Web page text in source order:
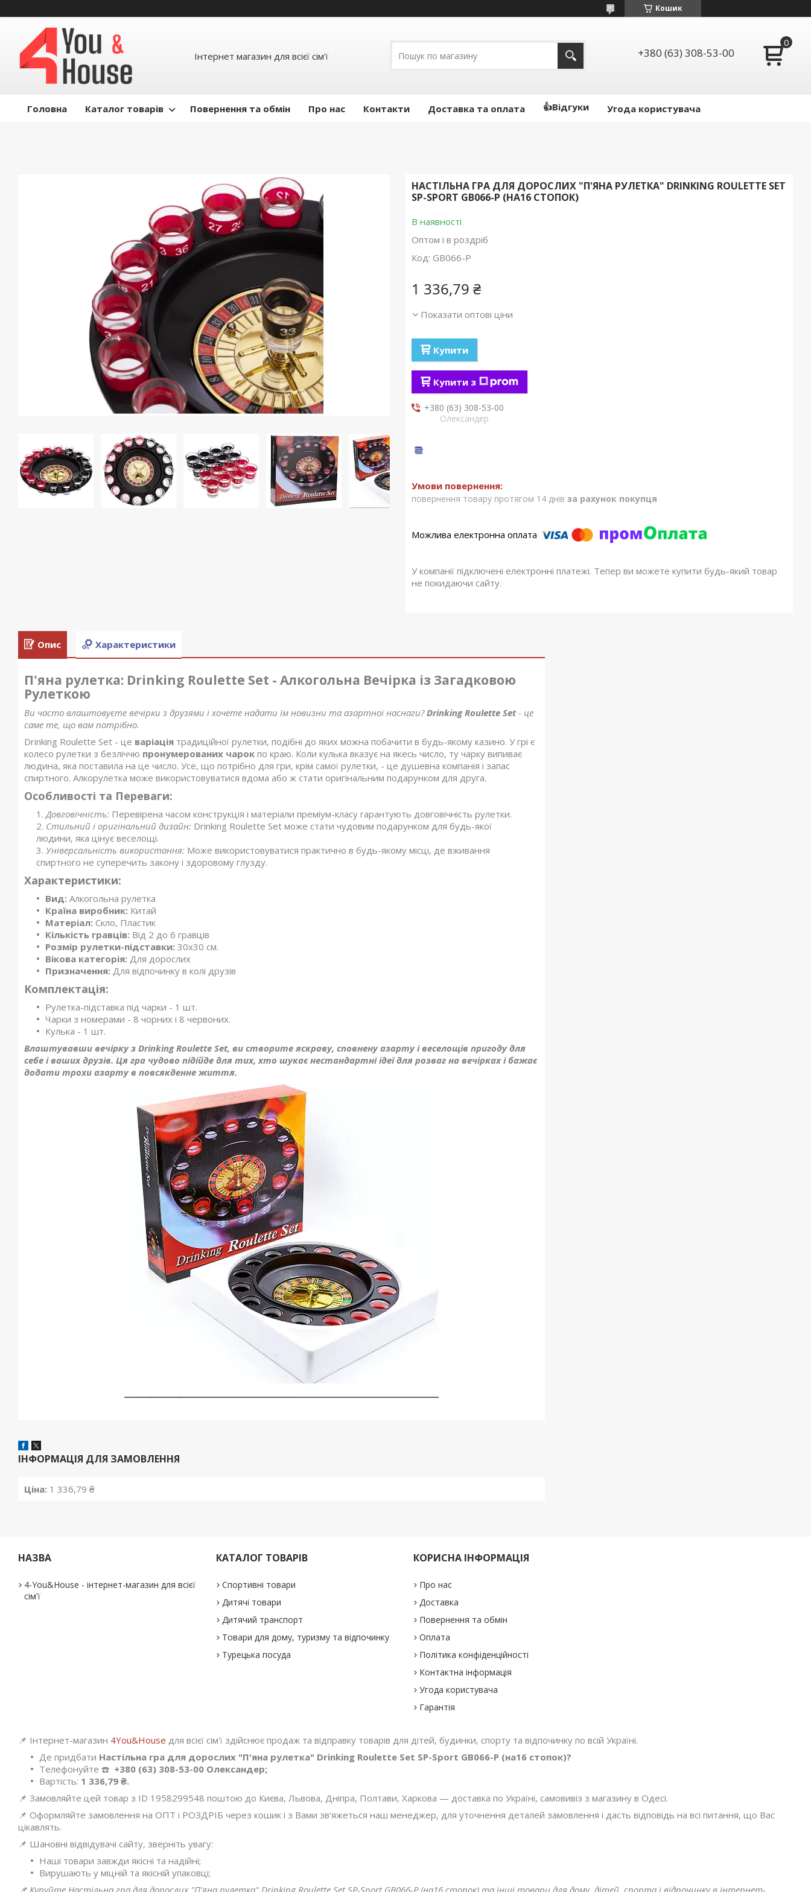
Кошик
Інтернет магазин для всієї сім'ї +380 (63) 308-53-00
Головна Каталог товарів Повернення та обмін Про нас Контакти Доставка та оплата 👍Відгуки Угода користувача
НАСТІЛЬНА ГРА ДЛЯ ДОРОСЛИХ "П'ЯНА РУЛЕТКА" DRINKING ROULETTE SET
SP-SPORT GB066-P (НА16 СТОПОК)
В наявності
Оптом і в роздріб
Код: GB066-P
1 336,79 ₴
Показати оптові ціни
Купити
Купити з
+380 (63) 308-53-00
Олександер
повернення товару протягом 14 днів за рахунок покупця
У компанії підключені електронні платежі. Тепер ви можете купити будь-який товар
не покидаючи сайту.
Опис Характеристики
П'яна рулетка: Drinking Roulette Set - Алкогольна Вечірка із Загадковою
Рулеткою
Ви часто влаштовуєте вечірки з друзями і хочете надати їм новизни та азартної наснаги?Drinking Roulette Set- це
саме те, що вам потрібно.
Drinking Roulette Set - це варіація традиційної рулетки, подібні до яких можна побачити в будь-якому казино. У грі є
колесо рулетки з безліччю пронумерованих чарок по краю. Коли кулька вказує на якесь число, ту чарку випиває
людина, яка поставила на це число. Усе, що потрібно для гри, крім самої рулетки, - це душевна компанія і запас
спиртного. Алкорулетка може використовуватися вдома або ж стати оригінальним подарунком для друга.
Особливості та Переваги:
Довговічність: Перевірена часом конструкція і матеріали преміум-класу гарантують довговічність рулетки.
Стильний і оригінальний дизайн: Drinking Roulette Set може стати чудовим подарунком для будь-якої
людини, яка цінує веселощі.
Універсальність використання: Може використовуватися практично в будь-якому місці, де вживання
спиртного не суперечить закону і здоровому глузду.
Характеристики:
Вид: Алкогольна рулетка
Країна виробник: Китай
Матеріал: Скло, Пластик
Кількість гравців: Від 2 до 6 гравців
Розмір рулетки-підставки: 30x30 см.
Вікова категорія: Для дорослих
Призначення: Для відпочинку в колі друзів
Комплектація:
Рулетка-підставка під чарки - 1 шт.
Чарки з номерами - 8 чорних і 8 червоних.
Кулька - 1 шт.
Влаштувавши вечірку з Drinking Roulette Set, ви створите яскраву, сповнену азарту і веселощів пригоду для
себе і ваших друзів. Ця гра чудово підійде для тих, хто шукає нестандартні ідеї для розваг на вечірках і бажає
додати трохи азарту в повсякденне життя.
ІНФОРМАЦІЯ ДЛЯ ЗАМОВЛЕННЯ
Ціна: 1 336,79 ₴
НАЗВА
4-You&House - інтернет-магазин для всієї
сім'ї
КАТАЛОГ ТОВАРІВ
Спортивні товари
Дитячі товари
Дитячий транспорт
Товари для дому, туризму та відпочинку
Турецька посуда
КОРИСНА ІНФОРМАЦІЯ
Про нас
Доставка
Повернення та обмін
Оплата
Політика конфіденційності
Контактна інформація
Угода користувача
Гарантія
📌 Інтернет-магазин 4You&House для всієї сім'ї здійснює продаж та відправку товарів для дітей, будинки, спорту та відпочинку по всій Україні.
Де придбати Настільна гра для дорослих "П'яна рулетка" Drinking Roulette Set SP-Sport GB066-P (на16 стопок)?
Телефонуйте ☎️ +380 (63) 308-53-00 Олександер;
Вартість: 1 336,79 ₴.
📌 Замовляйте цей товар з ID 1958299548 поштою до Києва, Львова, Дніпра, Полтави, Харкова — доставка по Україні, самовивіз з магазину в Одесі.
📌 Оформляйте замовлення на ОПТ і РОЗДРІБ через кошик і з Вами зв'яжеться наш менеджер, для уточнення деталей замовлення і дасть відповідь на всі питання, що Вас
цікавлять.
📌 Шановні відвідувачі сайту, зверніть увагу:
Наші товари завжди якісні та надійні;
Вирушають у міцній та якісній упаковці;